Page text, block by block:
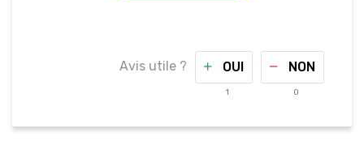
Avis utile ? OUI
1
NON
0